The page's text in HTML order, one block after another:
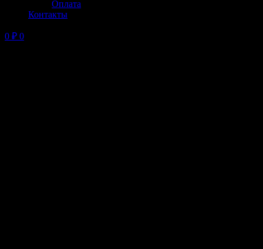
Оплата
Контакты
0 ₽ 0